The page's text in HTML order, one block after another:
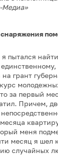
Медиа»
пытался
на грант
за первый
Причем,
меня
месяц я шел
случайных